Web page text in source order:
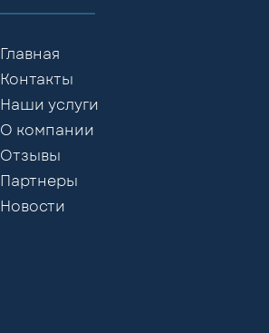
Главная
Контакты
Наши услуги
О компании
Отзывы
Партнеры
Новости